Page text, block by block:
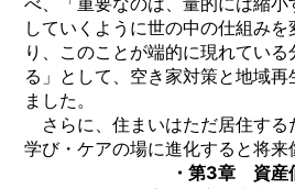
していくように世の中の仕組み
り、このことが端的に現れてい
る」として、空き家対策と地域
ました。
さらに、住まいはただ居住する
学び・ケアの場に進化すると将来
・第3章 資産